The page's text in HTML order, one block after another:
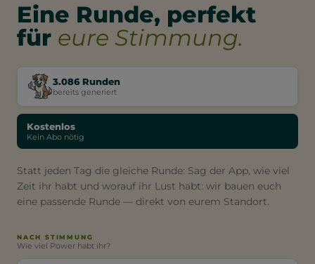
Eine Runde, perfekt
für eure Stimmung.
3.086 Runden
bereits generiert
Kostenlos
Kein Abo nötig
Statt jeden Tag die gleiche Runde: Sag der App, wie viel
Zeit ihr habt und worauf ihr Lust habt: wir bauen euch
eine passende Runde — direkt von eurem Standort.
NACH STIMMUNG
Wie viel Power habt ihr?